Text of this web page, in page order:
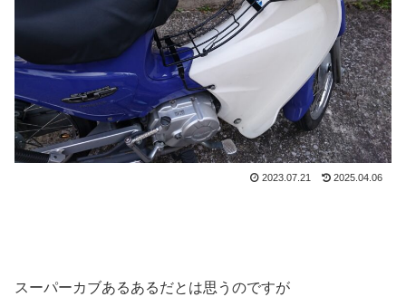
2023.07.21 2025.04.06
スーパーカブあるあるだとは思うのですが